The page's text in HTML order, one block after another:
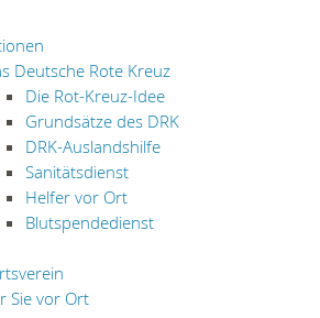
Deutsche Rote Kreuz
Die Rot-Kreuz-Idee
Grundsätze des DRK
DRK-Auslandshilfe
Sanitätsdienst
Helfer vor Ort
Blutspendedienst
Sie vor Ort